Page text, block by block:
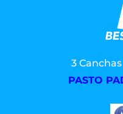
3 Canchas
PASTO